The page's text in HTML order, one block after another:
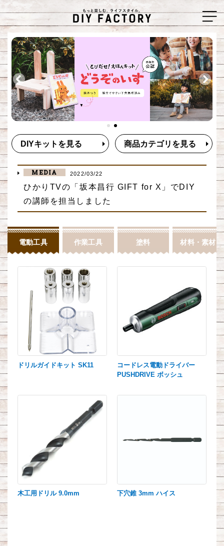
DIYキットを見る 商品カテゴリを見る
MEDIA 2022/03/22
ひかりTVの「坂本昌行 GIFT for X」でDIY
の講師を担当しました
電動工具 作業工具 塗料 材料・素材
ドリルガイドキット SK11
コードレス電動ドライバー
PUSHDRIVE ボッシュ
木工用ドリル 9.0mm 下穴錐 3mm ハイス